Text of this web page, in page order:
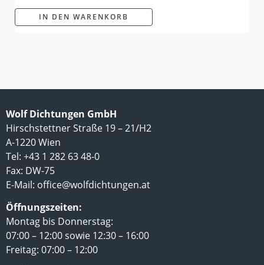
IN DEN WARENKORB
Wolf Dichtungen GmbH
Hirschstettner Straße 19 – 21/H2
A-1220 Wien
Tel: +43 1 282 63 48-0
Fax: DW-75
E-Mail: office@wolfdichtungen.at
Öffnungszeiten:
Montag bis Donnerstag:
07:00 – 12:00 sowie 12:30 – 16:00
Freitag: 07:00 – 12:00